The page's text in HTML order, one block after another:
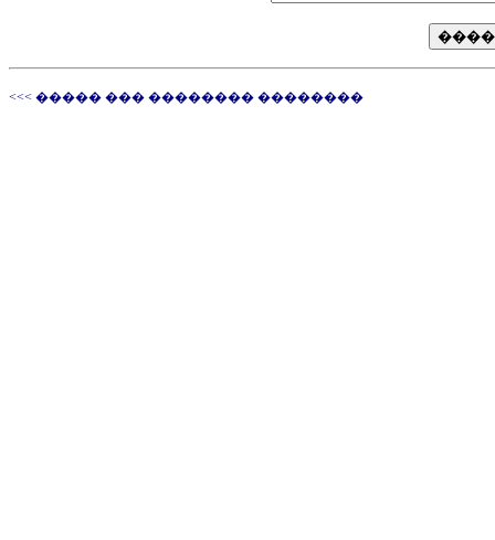
<<< ����� ��� �������� ��������